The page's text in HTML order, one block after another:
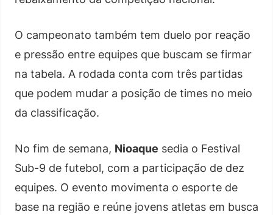
O campeonato também tem duelo por reação
e pressão entre equipes que buscam se firmar
na tabela. A rodada conta com três partidas
que podem mudar a posição de times no meio
da classificação.
No fim de semana, Nioaque sedia o Festival
Sub-9 de futebol, com a participação de dez
equipes. O evento movimenta o esporte de
base na região e reúne jovens atletas em busca